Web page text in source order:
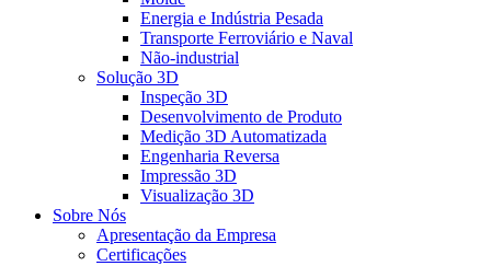
Energia e Indústria Pesada
Transporte Ferroviário e Naval
Não-industrial
Solução 3D
Inspeção 3D
Desenvolvimento de Produto
Medição 3D Automatizada
Engenharia Reversa
Impressão 3D
Visualização 3D
Sobre Nós
Apresentação da Empresa
Certificações